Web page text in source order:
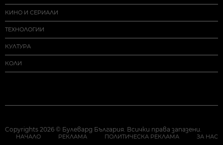
КИНО И СЕРИАЛИ
ТЕХНОЛОГИИ
КУЛТУРА
КОЛИ
Copyrights 2026 © Булевард България. Всички права запазени.
НАЧАЛО РЕКЛАМА ПОЛИТИЧЕСКА РЕКЛАМА ЗА НАС